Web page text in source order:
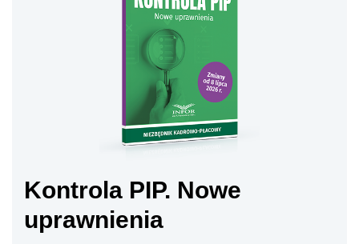
Kontrola PIP. Nowe
uprawnienia